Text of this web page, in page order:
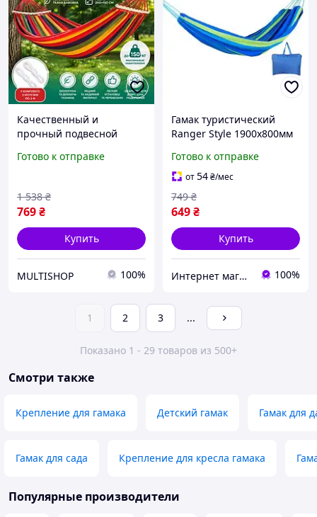
Качественный и
прочный подвесной
Подвесной гамак на
дома и улицы до 150 кг
Готово к отправке
769₴
1 538 ₴
Купить
MULTISHOP 100%
Гамак туристический
Ranger Style 1900х800мм
Готово к отправке
от54₴/мес
649₴
749 ₴
Купить
Интернет магазин ВСЕМ ОПТ 100%
1 2 3 ...
Показано 1 - 29 товаров из 500+
Смотри также
Крепление для гамака Детский гамак Гамак для
Гамак для сада Крепление для кресла гамака
Популярные производители